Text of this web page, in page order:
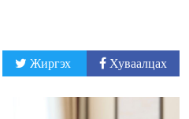
Жиргэх Хуваалцах